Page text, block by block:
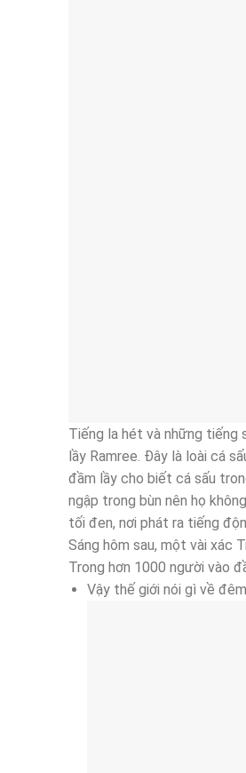
Tiếng la hét và những tiếng
lầy Ramree. Đây là loài cá
đầm lầy cho biết cá sấu
ngập trong bùn nên họ
tối đen, nơi phát ra tiếng
Sáng hôm sau, một vài xác
Trong hơn 1000 người vào
Vậy thế giới nói gì về